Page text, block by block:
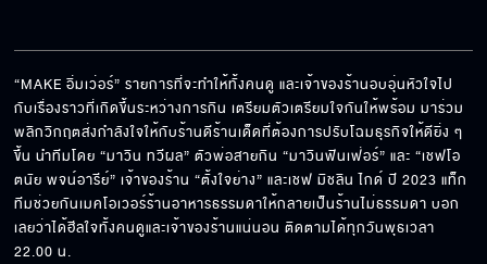
“MAKE อิ่มเว่อร์” รายการที่จะทำให้ทั้งคนดู และเจ้าของร้านอบอุ่นหัวใจไป
กับเรื่องราวที่เกิดขึ้นระหว่างการกิน เตรียมตัวเตรียมใจกันให้พร้อม มาร่วม
พลิกวิกฤตส่งกำลังใจให้กับร้านดีร้านเด็ดที่ต้องการปรับโฉมธุรกิจให้ดียิ่ง ๆ
ขึ้น นำทีมโดย “มาวิน ทวีผล” ตัวพ่อสายกิน “มาวินฟินเฟ่อร์” และ “เชฟโอ
ตนัย พจน์อารีย์” เจ้าของร้าน “ตั้งใจย่าง” และเชฟ มิชลิน ไกด์ ปี 2023 แท็ก
ทีมช่วยกันเมคโอเวอร์ร้านอาหารธรรมดาให้กลายเป็นร้านไม่ธรรมดา บอก
เลยว่าได้ฮีลใจทั้งคนดูและเจ้าของร้านแน่นอน ติดตามได้ทุกวันพุธเวลา
22.00 น.